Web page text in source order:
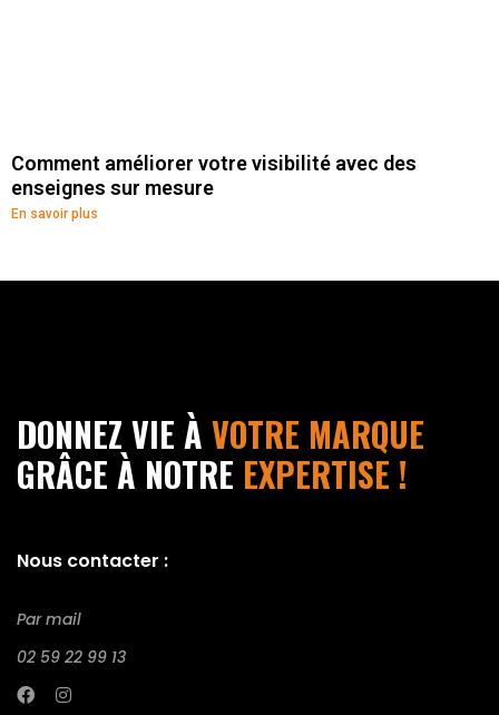
Comment améliorer votre visibilité avec des
enseignes sur mesure
En savoir plus
DONNEZ VIE À VOTRE MARQUE
GRÂCE À NOTRE EXPERTISE !
Nous contacter :
Par mail
02 59 22 99 13